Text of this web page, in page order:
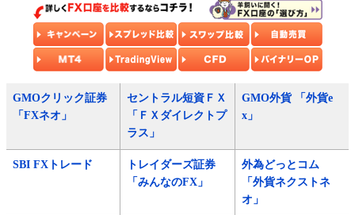
GMOクリック証券
「FXネオ」
セントラル短資ＦＸ
「ＦＸダイレクトプ
ラス」
GMO外貨 「外貨e
x」
SBI FXトレード
トレイダーズ証券
「みんなのFX」
外為どっとコム
「外貨ネクストネ
オ」